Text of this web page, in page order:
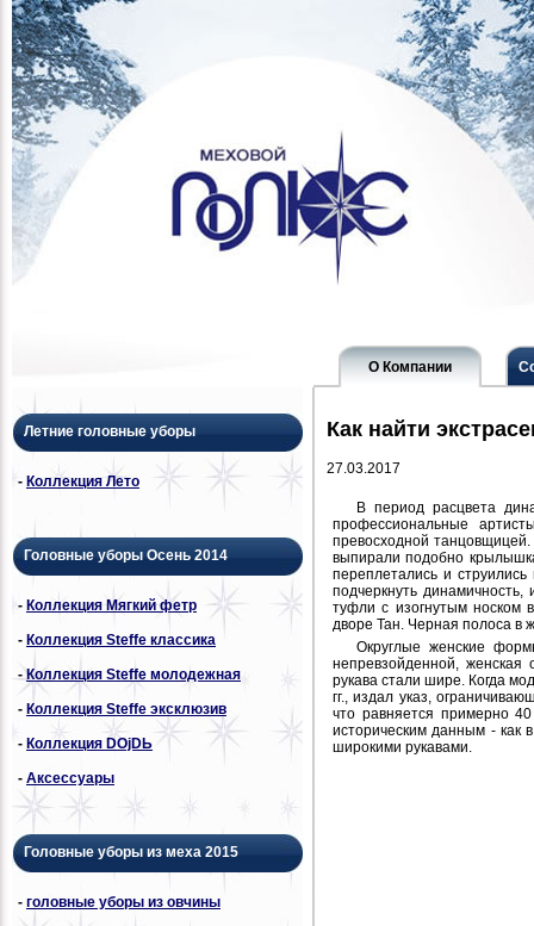
О Компании
Летние головные уборы
- Коллекция Лето
Головные уборы Осень 2014
- Коллекция Мягкий фетр
- Коллекция Steffe классика
-Коллекция Steffe молодежная
- Коллекция Steffe эксклюзив
- Коллекция DОjDЬ
- Аксессуары
Головные уборы из меха 2015
- головные уборы из овчины
Как найти
27.03.2017
В период расцвета
профессиональные
превосходной
выпирали подобно
переплетались и
подчеркнуть
туфли с изогнутым носком
дворе Тан. Черная полоса в
Округлые женские
непревзойденной,
рукава стали шире. Когда
гг., издал указ,
что равняется примерно
историческим данным - как
широкими рукавами.